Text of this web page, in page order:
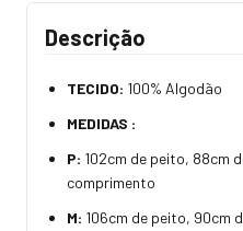
Descrição
TECIDO: 100% Algodão
MEDIDAS :
P: 102cm de peito, 88cm
comprimento
M: 106cm de peito, 90cm